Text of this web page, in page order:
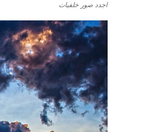
اجدد صور خلفيات